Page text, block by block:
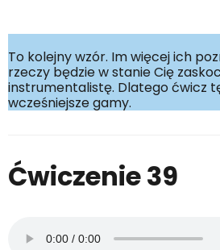
To kolejny wzór. Im więcej ich
rzeczy będzie w stanie Cię
instrumentalistę. Dlatego ćwicz
wcześniejsze gamy.
Ćwiczenie 39